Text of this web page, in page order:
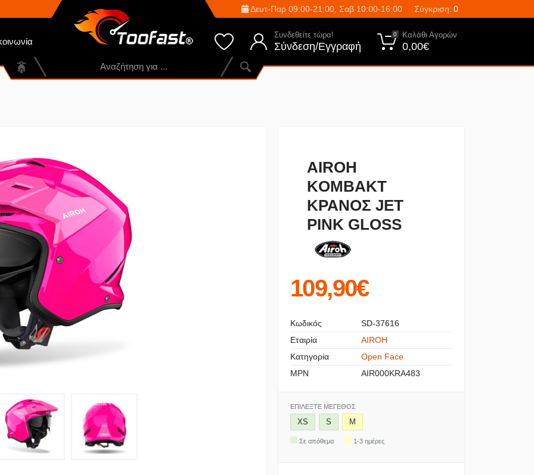
Δευτ-Παρ 09:00-21:00, Σαβ 10:00-16:00 Σύγκριση: 0
Συνδεθείτε τώρα!
Σύνδεση/Εγγραφή
0 Καλάθι Αγορών
0,00€
AIROH
KOMBAKT
ΚΡΑΝΟΣ JET
PINK GLOSS
109,90€
Κωδικός
SD-37616
Εταιρία
AIROH
Κατηγορία
Open Face
MPN
AIR000KRA483
ΕΠΙΛΈΞΤΕ ΜΈΓΕΘΟΣ
XS S M
Σε απόθεμα 1-3 ημέρες